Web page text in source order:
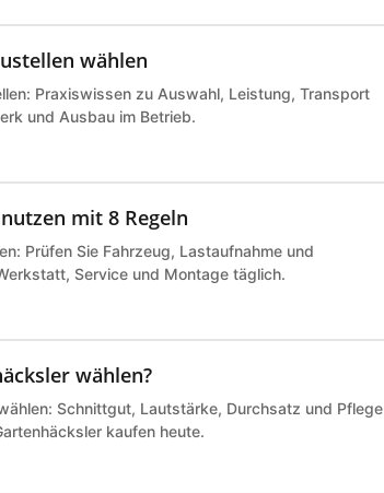
wählen
Praxiswissen zu Auswahl, Leistung, Transport
und Ausbau im Betrieb.
mit 8 Regeln
Prüfen Sie Fahrzeug, Lastaufnahme und
Service und Montage täglich.
wählen?
Schnittgut, Lautstärke, Durchsatz und Pflege
kaufen heute.